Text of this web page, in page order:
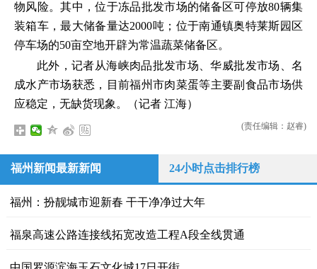
物风险。其中，位于冻品批发市场的储备区可停放80辆集
装箱车，最大储备量达2000吨；位于南通镇奥特莱斯园区
停车场的50亩空地开辟为常温蔬菜储备区。
此外，记者从海峡肉品批发市场、华威批发市场、名
成水产市场获悉，目前福州市肉菜蛋等主要副食品市场供
应稳定，无缺货现象。（记者 江海）
(责任编辑：赵睿)
福州新闻最新新闻 24小时点击排行榜
福州：扮靓城市迎新春 干干净净过大年
福泉高速公路连接线拓宽改造工程A段全线贯通